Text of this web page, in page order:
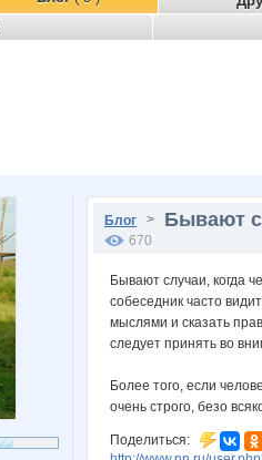
Блог > Бывают
670
Бывают случаи, когда
собеседник часто
мыслями и сказать
следует принять во
Более того, если
очень строго, безо
Поделиться: